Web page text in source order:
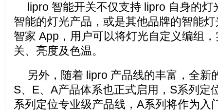
lipro 智能开关不仅支持 lipro 自身的灯
智能的灯光产品，或是其他品牌的智能
智家 App，用户可以将灯光自定义编组
关、亮度及色温。
另外，随着 lipro 产品线的丰富，全
S、E、A产品体系也正式启用，S系列定
系列定位专业级产品线，A系列将作为入